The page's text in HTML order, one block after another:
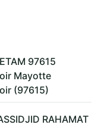
97615
Mayotte
(97615)
RAHAMAT